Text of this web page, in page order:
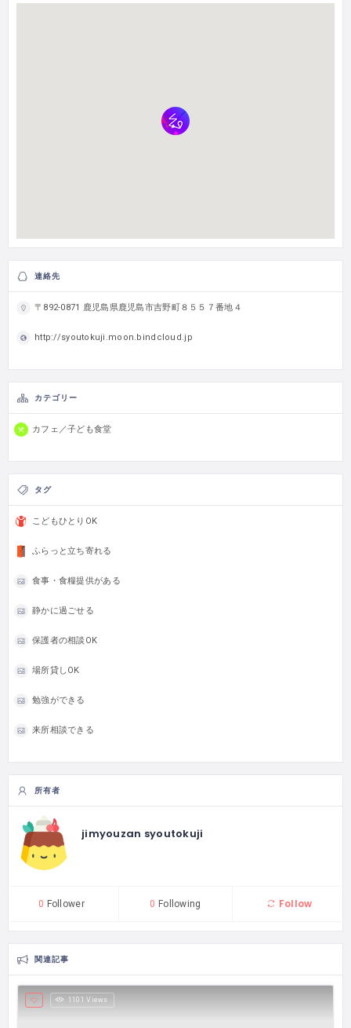
連絡先
〒892-0871 鹿児島県鹿児島市吉野町８５５７番地４
http://syoutokuji.moon.bindcloud.jp
カテゴリー
カフェ／子ども食堂
タグ
こどもひとりOK
ふらっと立ち寄れる
食事・食糧提供がある
静かに過ごせる
保護者の相談OK
場所貸しOK
勉強ができる
来所相談できる
所有者
jimyouzan syoutokuji
0 Follower 0 Following Follow
関連記事
1101 Views